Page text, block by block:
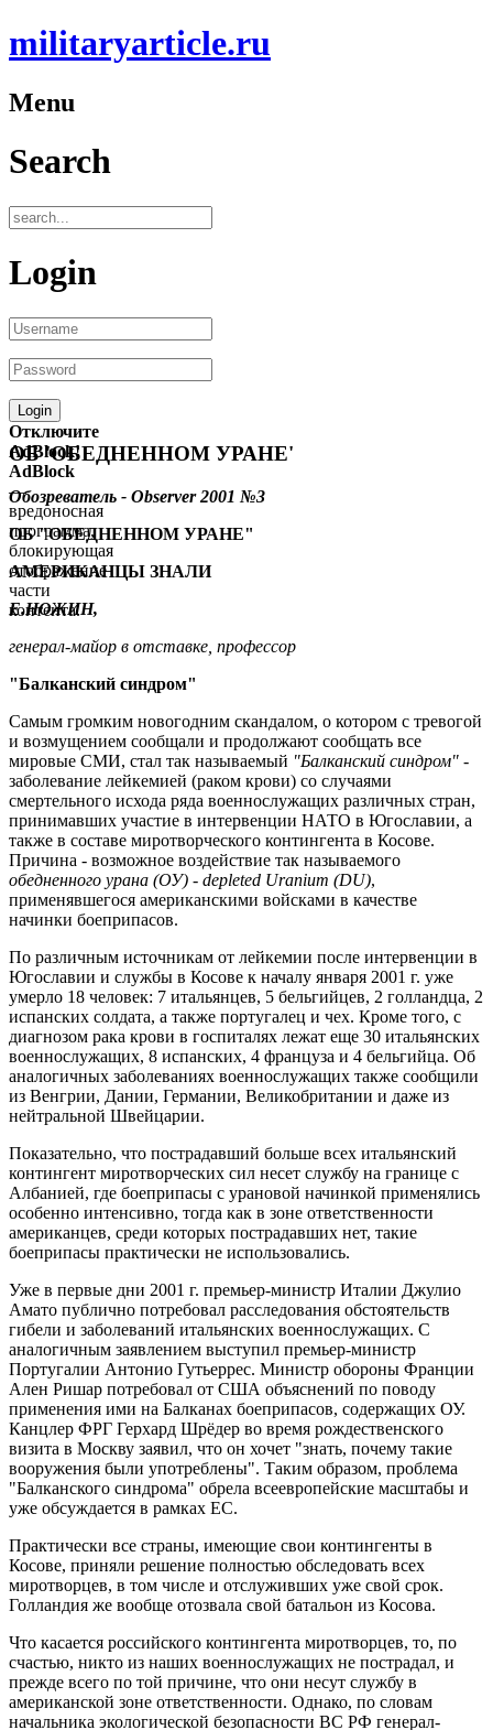
militaryarticle.ru
Menu
Search
Login
Отключите
AdBlock!
AdBlock
—
вредоносная
программа,
блокирующая
отображение
части
контента.
ОБ 'ОБЕДНЕННОМ УРАНЕ'
Обозреватель - Observer 2001 №3
ОБ "ОБЕДНЕННОМ УРАНЕ"
АМЕРИКАНЦЫ ЗНАЛИ
Е.НОЖИН,
генерал-майор в отставке, профессор
"Балканский синдром"
Самым громким новогодним скандалом, о котором с тревогой
и возмущением сообщали и продолжают сообщать все
мировые СМИ, стал так называемый "Балканский синдром" -
заболевание лейкемией (раком крови) со случаями
смертельного исхода ряда военнослужащих различных стран,
принимавших участие в интервенции НАТО в Югославии, а
также в составе миротворческого контингента в Косове.
Причина - возможное воздействие так называемого
обедненного урана (ОУ) - depleted Uranium (DU),
применявшегося американскими войсками в качестве
начинки боеприпасов.
По различным источникам от лейкемии после интервенции в
Югославии и службы в Косове к началу января 2001 г. уже
умерло 18 человек: 7 итальянцев, 5 бельгийцев, 2 голландца, 2
испанских солдата, а также португалец и чех. Кроме того, с
диагнозом рака крови в госпиталях лежат еще 30 итальянских
военнослужащих, 8 испанских, 4 француза и 4 бельгийца. Об
аналогичных заболеваниях военнослужащих также сообщили
из Венгрии, Дании, Германии, Великобритании и даже из
нейтральной Швейцарии.
Показательно, что пострадавший больше всех итальянский
контингент миротворческих сил несет службу на границе с
Албанией, где боеприпасы с урановой начинкой применялись
особенно интенсивно, тогда как в зоне ответственности
американцев, среди которых пострадавших нет, такие
боеприпасы практически не использовались.
Уже в первые дни 2001 г. премьер-министр Италии Джулио
Амато публично потребовал расследования обстоятельств
гибели и заболеваний итальянских военнослужащих. С
аналогичным заявлением выступил премьер-министр
Португалии Антонио Гутьеррес. Министр обороны Франции
Ален Ришар потребовал от США объяснений по поводу
применения ими на Балканах боеприпасов, содержащих ОУ.
Канцлер ФРГ Герхард Шрёдер во время рождественского
визита в Москву заявил, что он хочет "знать, почему такие
вооружения были употреблены". Таким образом, проблема
"Балканского синдрома" обрела всеевропейские масштабы и
уже обсуждается в рамках ЕС.
Практически все страны, имеющие свои контингенты в
Косове, приняли решение полностью обследовать всех
миротворцев, в том числе и отслуживших уже свой срок.
Голландия же вообще отозвала свой батальон из Косова.
Что касается российского контингента миротворцев, то, по
счастью, никто из наших военнослужащих не пострадал, и
прежде всего по той причине, что они несут службу в
американской зоне ответственности. Однако, по словам
начальника экологической безопасности ВС РФ генерал-